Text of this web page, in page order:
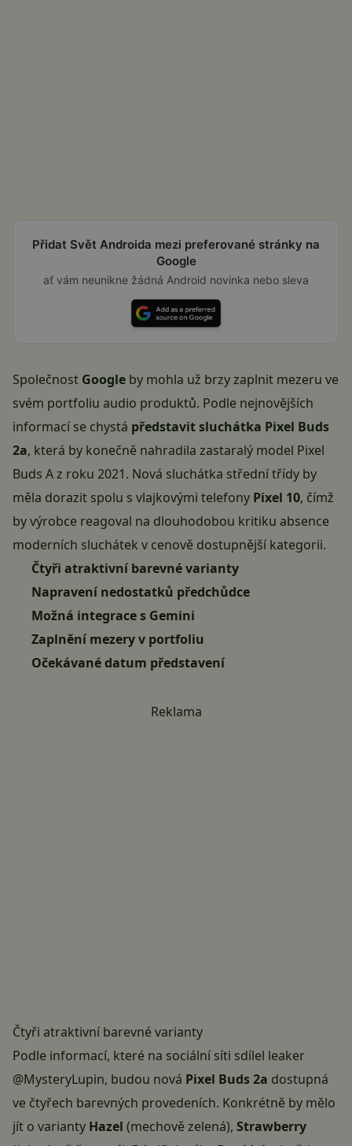
Přidat Svět Androida mezi preferované stránky na
Google
ať vám neunikne žádná Android novinka nebo sleva
Společnost Google by mohla už brzy zaplnit mezeru ve
svém portfoliu audio produktů. Podle nejnovějších
informací se chystá představit sluchátka Pixel Buds
2a, která by konečně nahradila zastaralý model Pixel
Buds A z roku 2021. Nová sluchátka střední třídy by
měla dorazit spolu s vlajkovými telefony Pixel 10, čímž
by výrobce reagoval na dlouhodobou kritiku absence
moderních sluchátek v cenově dostupnější kategorii.
Čtyři atraktivní barevné varianty
Napravení nedostatků předchůdce
Možná integrace s Gemini
Zaplnění mezery v portfoliu
Očekávané datum představení
Reklama
Čtyři atraktivní barevné varianty
Podle informací, které na sociální síti sdílel leaker
@MysteryLupin, budou nová Pixel Buds 2a dostupná
ve čtyřech barevných provedeních. Konkrétně by mělo
jít o varianty Hazel (mechově zelená), Strawberry